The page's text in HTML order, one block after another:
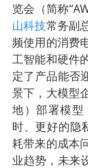
览会（简称
山科技常务副
频使用的消费
工智能和硬件
定了产品能否
景下，大模型
地）部署模型
时、更好的隐
耗带来的成本
业趋势，未来